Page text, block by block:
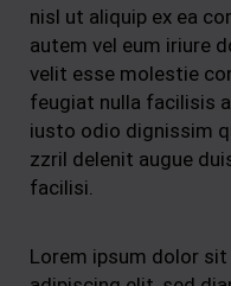
nisl ut aliquip ex ea
autem vel eum iriure
velit esse molestie
feugiat nulla facilisis
iusto odio dignissim
zzril delenit augue
facilisi.
Lorem ipsum dolor